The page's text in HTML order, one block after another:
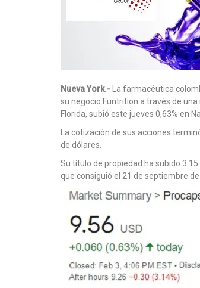
Nueva York.- La farmacéutica
su negocio Funtrition a través de
Florida, subió este jueves 0,63% en
La cotización de sus acciones
de dólares.
Su título de propiedad ha subido
que consiguió el 21 de septiembre de